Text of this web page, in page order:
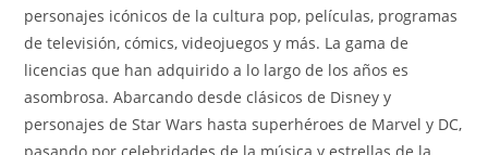
personajes icónicos de la cultura pop, películas, programas
de televisión, cómics, videojuegos y más. La gama de
licencias que han adquirido a lo largo de los años es
asombrosa. Abarcando desde clásicos de Disney y
personajes de Star Wars hasta superhéroes de Marvel y DC,